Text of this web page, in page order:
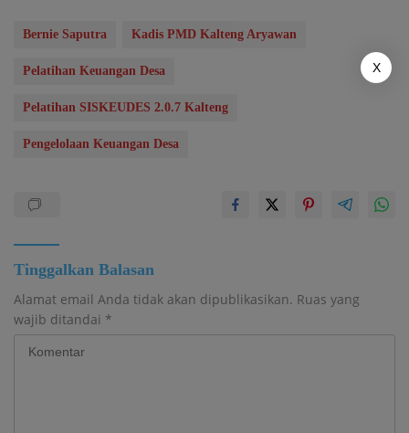
Bernie Saputra Kadis PMD Kalteng Aryawan
Pelatihan Keuangan Desa
Pelatihan SISKEUDES 2.0.7 Kalteng
Pengelolaan Keuangan Desa
Tinggalkan Balasan
Alamat email Anda tidak akan dipublikasikan. Ruas yang
wajib ditandai *
X